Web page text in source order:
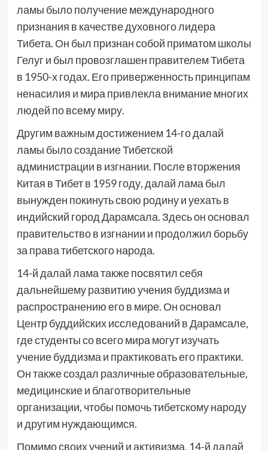
ламы было получение международного
признания в качестве духовного лидера
Тибета. Он был признан собой приматом школы
Гелуг и был провозглашен правителем Тибета
в 1950-х годах. Его приверженность принципам
ненасилия и мира привлекла внимание многих
людей по всему миру.
Другим важным достижением 14-го далай
ламы было создание Тибетской
администрации в изгнании. После вторжения
Китая в Тибет в 1959 году, далай лама был
вынужден покинуть свою родину и уехать в
индийский город Дарамсала. Здесь он основал
правительство в изгнании и продолжил борьбу
за права тибетского народа.
14-й далай лама также посвятил себя
дальнейшему развитию учения буддизма и
распространению его в мире. Он основал
Центр буддийских исследований в Дарамсале,
где студенты со всего мира могут изучать
учение буддизма и практиковать его практики.
Он также создал различные образовательные,
медицинские и благотворительные
организации, чтобы помочь тибетскому народу
и другим нуждающимся.
Помимо своих учений и активизма, 14-й далай